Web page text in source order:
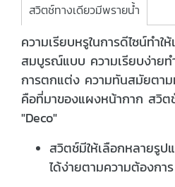
สวิตช์ทางเดียวมีพรายน้ำ
ความเรียบหรูในการดีไซน์ทำ
สมบูรณ์แบบ ความเรียบง่ายท
การตกแต่ง ความทันสมัยตา
คือที่มาของแผงหน้ากาก สวิต
"Deco"
สวิตช์มีให้เลือกหลายรู
ได้ง่ายตามความต้องการ